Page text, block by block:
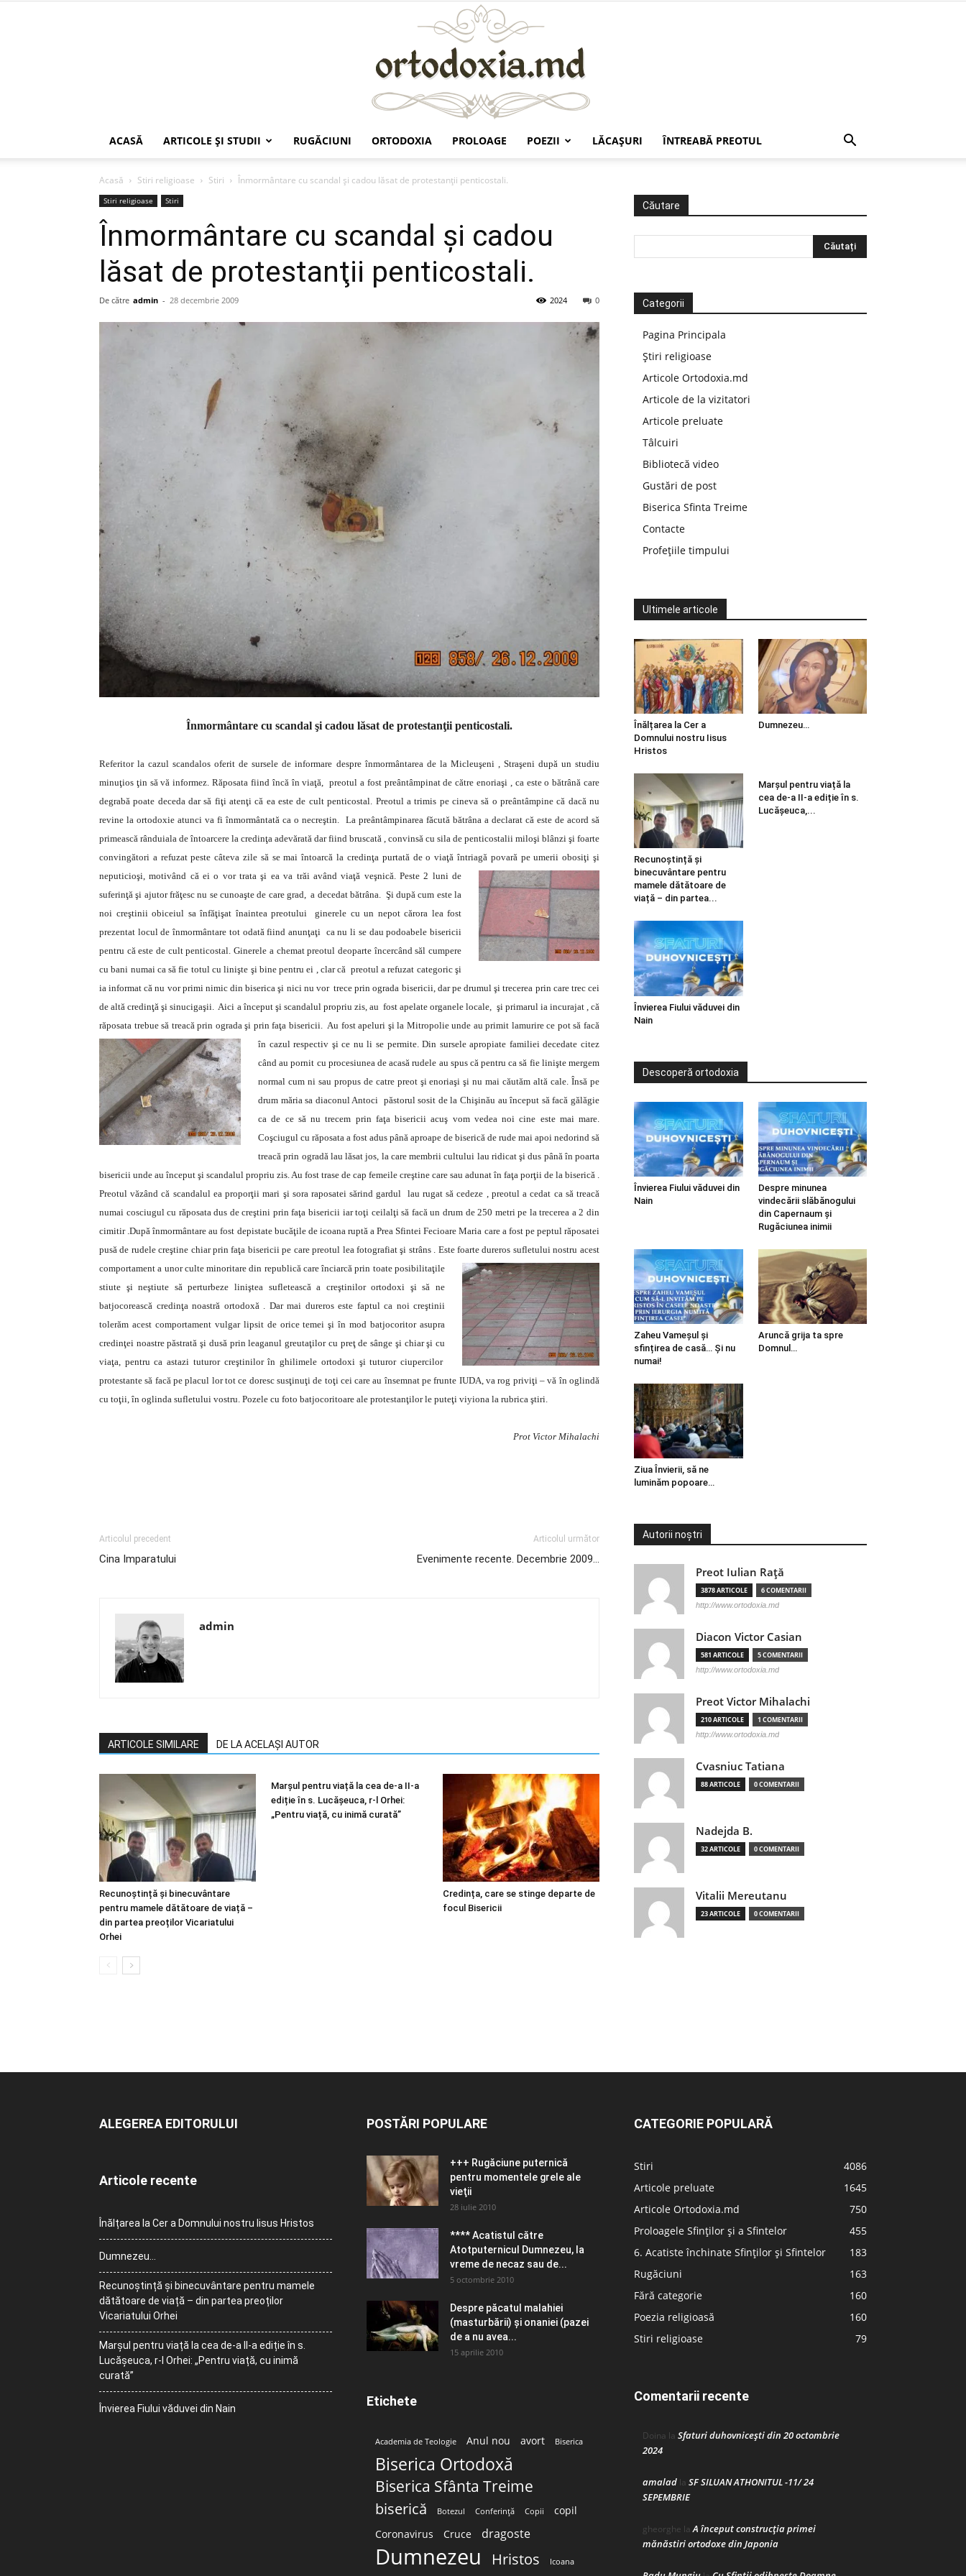
ACASĂ ARTICOLE ŞI STUDII RUGĂCIUNI ORTODOXIA PROLOAGE POEZII LĂCAŞURI ÎNTREABĂ PREOTUL
Acasă Stiri religioase Stiri Înmormântare cu scandal şi cadou lăsat de protestanţii penticostali.
Stiri religioase Stiri
Înmormântare cu scandal şi cadou
lăsat de protestanţii penticostali.
De către admin - 28 decembrie 2009 0
2024
Înmormântare cu scandal şi cadou lăsat de protestanţii penticostali.
Referitor la cazul scandalos oferit de sursele de informare despre înmormântarea de la Micleuşeni , Straşeni după un studiu
minuţios ţin să vă informez. Răposata fiind încă în viaţă, preotul a fost preântâmpinat de către enoriaşi , ca este o bătrână care
degrabă poate deceda dar să fiţi atenţi că ea este de cult penticostal. Preotul a trimis pe cineva să o preântâmpine că dacă nu
revine la ortodoxie atunci va fi înmormântată ca o necreştin. La preântâmpinarea făcută bătrâna a declarat că este de acord să
primească rânduiala de întoarcere la credinţa adevărată dar fiind bruscată , convinsă cu sila de penticostalii miloşi blânzi şi foarte
convingători a refuzat peste câteva zile să se mai întoarcă la credinţa purtată de o viaţă întriagă povară pe umerii obosiţi şi
neputicioşi,motivând că ei o vor trata şi ea va trăi având viaţă veşnică. Peste 2 luni de
suferinţă şi ajutor frăţesc nu se cunoaşte de care grad, a decedat bătrâna. Şi după cum este la
noi creştinii obiceiul sa înfăţişat înaintea preotului ginerele cu un nepot cărora lea fost
prezentat locul de înmormântare tot odată fiind anunţaţi ca nu li se dau podoabele bisericii
pentru că este de cult penticostal. Ginerele a chemat preotul deoparte încercând săl cumpere
cu bani numai ca să fie totul cu linişte şi bine pentru ei , clar că preotul a refuzat categoric şi
ia informat că nu vor primi nimic din biserica şi nici nu vor trece prin ograda bisericii, dar pe drumul şi trecerea prin care trec cei
de altă credinţă şi sinucigaşii. Aici a început şi scandalul propriu zis, au fost apelate organele locale, şi primarul ia incurajat , că
răposata trebue să treacă prin ograda şi prin faţa bisericii. Au fost apeluri şi la Mitropolie unde au primit lamurire ce pot să facă
în cazul respectiv şi ce nu li se permite.Din sursele apropiate familiei decedate citez
când au pornit cu procesiunea de acasă rudele au spus că pentru ca să fie linişte mergem
normal cum ni sau propus de catre preot şi enoriaşi şi nu mai căutăm altă cale. Însă pe
drum măria sa diaconul Antoci păstorul sosit de la Chişinău au început să facă gălăgie
ca de ce să nu trecem prin faţa bisericii acuş vom vedea noi cine este mai mare.
Coşciugul cu răposata a fost adus până aproape de biserică de rude mai apoi nedorind să
treacă prin ogradă lau lăsat jos, la care membrii cultului lau ridicat şi dus până în poarta
bisericii unde au început şi scandalul propriu zis. Au fost trase de cap femeile creştine care sau adunat în faţa porţii de la biserică .
Preotul văzând că scandalul ea proporţii mari şi sora raposatei sărind gardul lau rugat să cedeze , preotul a cedat ca să treacă
numai cosciugul cu răposata dus de creştini prin faţa bisericii iar toţi ceilalţi să facă un drum de 250 metri pe la trecerea a 2 din
cimitir .După înmormântare au fost depistate bucăţile de icoana ruptă a Prea Sfintei Fecioare Maria care a fost pe peptul răposatei
pusă de rudele creştine chiar prin faţa bisericii pe care preotul lea fotografiat şi strâns . Este foarte dureros sufletului nostru acest
comportament a unor culte minoritare din republică careînciarcă prin toate posibilitaţile
stiute şi neştiute să perturbeze liniştea sufletească a creştinilor ortodoxi şi să ne
batjocorească credinţa noastră ortodoxă . Dar mai dureros este faptul ca noi creştinii
tolerăm acest comportament vulgar lipsit de orice temei şi în mod batjocoritor asupra
credinţei noastrepăstrată şi dusă prin leaganul greutaţilor cu preţ de sânge şi chiar şi cu
viaţa, pentru ca astazi tuturor creştinilor în ghilimele ortodoxi şi tuturor ciupercilor
protestante să facă pe placul lor tot ce doresc susţinuţi de toţi cei care au însemnat pe frunte IUDA, va rog priviţi – vă în oglindă
cu toţii, în oglinda sufletului vostru. Pozele cu foto batjocoritoare ale protestanţilor le puteţi viyiona la rubrica ştiri.
Prot Victor Mihalachi
Articolul precedent
Cina Imparatului
Articolul următor
Evenimente recente. Decembrie 2009…
admin
ARTICOLE SIMILARE DE LA ACELAȘI AUTOR
Recunoștință și binecuvântare
pentru mamele dătătoare de viață –
din partea preoților Vicariatului
Orhei
Marșul pentru viață la cea de-a II-a
ediție în s. Lucășeuca, r-l Orhei:
„Pentru viață, cu inimă curată”
Credința, care se stinge departe de
focul Bisericii
Căutare
Categorii
Pagina Principala
Știri religioase
Articole Ortodoxia.md
Articole de la vizitatori
Articole preluate
Tâlcuiri
Bibliotecă video
Gustări de post
Biserica Sfinta Treime
Contacte
Profețiile timpului
Ultimele articole
Înălțarea la Cer a
Domnului nostru Iisus
Hristos
Dumnezeu…
Recunoștință și
binecuvântare pentru
mamele dătătoare de
viață – din partea...
Marșul pentru viață la
cea de-a II-a ediție în s.
Lucășeuca,...
Învierea Fiului văduvei din
Nain
Descoperă ortodoxia
Învierea Fiului văduvei din
Nain
Despre minunea
vindecării slăbănogului
din Capernaum și
Rugăciunea inimii
Zaheu Vameșul și
sfințirea de casă… Și nu
numai!
Aruncă grija ta spre
Domnul…
Ziua Învierii, să ne
luminăm popoare…
Autorii noștri
Preot Iulian Raţă
3878 ARTICOLE 6 COMENTARII
http://www.ortodoxia.md
Diacon Victor Casian
581 ARTICOLE 5 COMENTARII
http://www.ortodoxia.md
Preot Victor Mihalachi
210 ARTICOLE 1 COMENTARII
http://www.ortodoxia.md
Cvasniuc Tatiana
88 ARTICOLE 0 COMENTARII
Nadejda B.
32 ARTICOLE 0 COMENTARII
Vitalii Mereutanu
23 ARTICOLE 0 COMENTARII
ALEGEREA EDITORULUI
Articole recente
Înălțarea la Cer a Domnului nostru Iisus Hristos
Dumnezeu…
Recunoștință și binecuvântare pentru mamele
dătătoare de viață – din partea preoților
Vicariatului Orhei
Marșul pentru viață la cea de-a II-a ediție în s.
Lucășeuca, r-l Orhei: „Pentru viață, cu inimă
curată”
Învierea Fiului văduvei din Nain
POSTĂRI POPULARE
+++ Rugăciune puternică
pentru momentele grele ale
vieţii
28 iulie 2010
**** Acatistul către
Atotputernicul Dumnezeu, la
vreme de necaz sau de...
5 octombrie 2010
Despre păcatul malahiei
(masturbării) şi onaniei (pazei
de a nu avea...
15 aprilie 2010
Etichete
Academia de Teologie Anul nou avort Biserica
Biserica Ortodoxă
Biserica Sfânta Treime
biserică Botezul Conferință Copii
copil
Coronavirus
Cruce dragoste
Dumnezeu Hristos Icoana
CATEGORIE POPULARĂ
Stiri
4086
Articole preluate
1645
Articole Ortodoxia.md
750
Proloagele Sfinților și a Sfintelor
455
6. Acatiste închinate Sfinților și Sfintelor
183
Rugăciuni
163
Fără categorie
160
Poezia religioasă
160
Stiri religioase
79
Comentarii recente
Doina la Sfaturi duhovnicești din 20 octombrie
2024
amalad la SF SILUAN ATHONITUL -11/ 24
SEPEMBRIE
gheorghe laA început construcţia primei
mănăstiri ortodoxe din Japonia